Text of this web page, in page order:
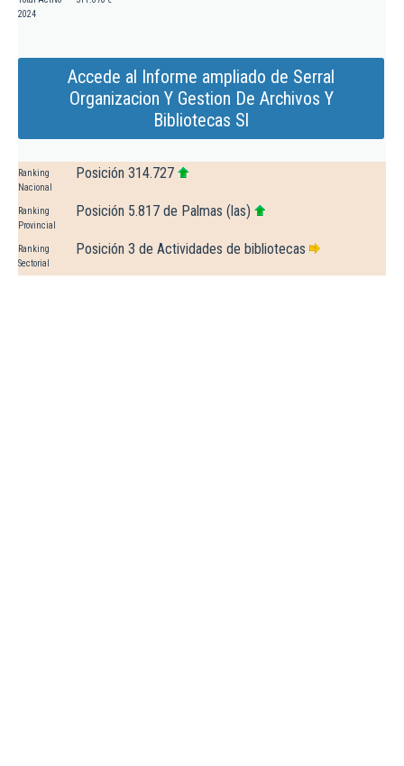
2024
Accede al Informe ampliado de Serral
Organizacion Y Gestion De Archivos Y
Bibliotecas Sl
Ranking
Nacional
Posición 314.727
Ranking
Provincial
Posición 5.817 de Palmas (las)
Ranking
Sectorial
Posición 3 de Actividades de bibliotecas